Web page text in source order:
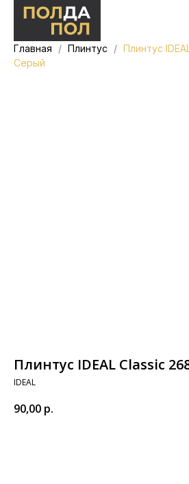
Главная Плинтус
Плинтус
Серый
Плинтус IDEAL Classic
IDEAL
90,00 р.